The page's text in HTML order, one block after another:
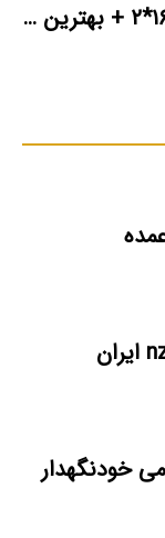
قیمت کابل آلومینیومی ۱۶*۲ + بهترین برند بازار + اطلاعات فنی
خودنگهدار